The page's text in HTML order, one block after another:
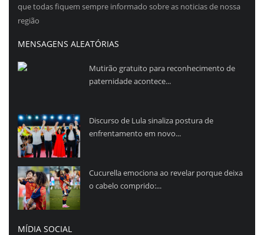
que todas fiquem sempre informado sobre as noticias de nossa
região
MENSAGENS ALEATÓRIAS
Mutirão gratuito para reconhecimento de
paternidade acontece...
Discurso de Lula sinaliza postura de
enfrentamento em novo...
Cucurella emociona ao revelar porque deixa
o cabelo comprido:...
MÍDIA SOCIAL